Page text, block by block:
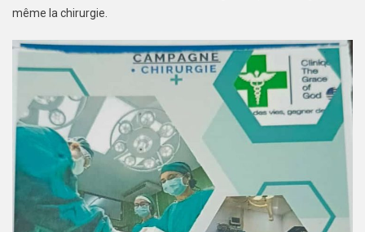
même la chirurgie.